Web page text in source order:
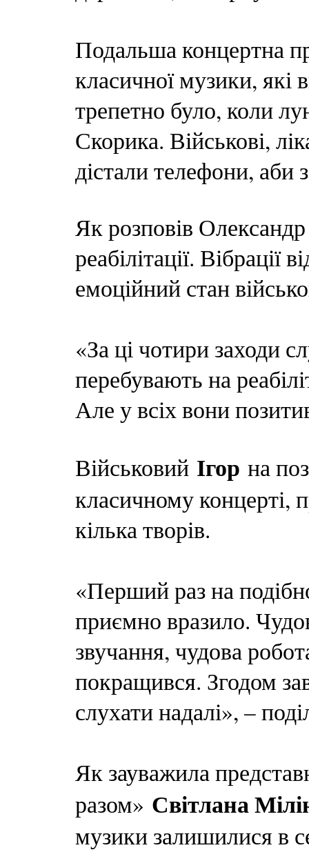
Подальша концертна
класичної музики,
трепетно було, коли
Скорика. Військові,
дістали телефони, аби
Як розповів
реабілітації.
емоційний стан
«За ці чотири заходи
перебувають на
Але у всіх вони
Військовий Ігор на
класичному концерті,
кілька творів.
«Перший раз на
приємно вразило.
звучання, чудова
покращився. Згодом
слухати надалі», –
Як зауважила
разом» Світлана
музики залишилися в